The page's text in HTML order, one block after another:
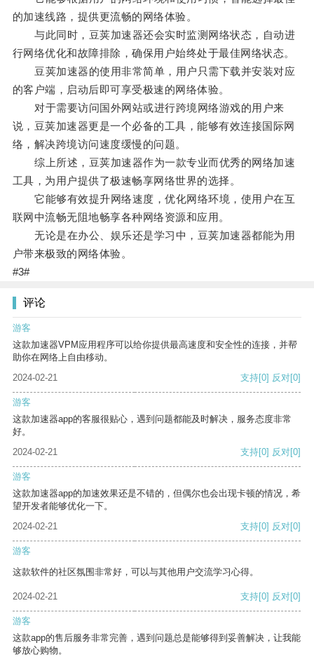
的加速线路，提供更流畅的网络体验。
与此同时，豆荚加速器还会实时监测网络状态，自动进
行网络优化和故障排除，确保用户始终处于最佳网络状态。
豆荚加速器的使用非常简单，用户只需下载并安装对应
的客户端，启动后即可享受极速的网络体验。
对于需要访问国外网站或进行跨境网络游戏的用户来
说，豆荚加速器更是一个必备的工具，能够有效连接国际网
络，解决跨境访问速度缓慢的问题。
综上所述，豆荚加速器作为一款专业而优秀的网络加速
工具，为用户提供了极速畅享网络世界的选择。
它能够有效提升网络速度，优化网络环境，使用户在互
联网中流畅无阻地畅享各种网络资源和应用。
无论是在办公、娱乐还是学习中，豆荚加速器都能为用
户带来极致的网络体验。
#3#
评论
游客
这款加速器VPM应用程序可以给你提供最高速度和安全性的连接，并帮
助你在网络上自由移动。
2024-02-21
支持[0] 反对[0]
游客
这款加速器app的客服很贴心，遇到问题都能及时解决，服务态度非常
好。
2024-02-21
支持[0] 反对[0]
游客
这款加速器app的加速效果还是不错的，但偶尔也会出现卡顿的情况，希
望开发者能够优化一下。
2024-02-21
支持[0] 反对[0]
游客
这款软件的社区氛围非常好，可以与其他用户交流学习心得。
2024-02-21 支持[0] 反对[0]
游客
这款app的售后服务非常完善，遇到问题总是能够得到妥善解决，让我能
够放心购物。